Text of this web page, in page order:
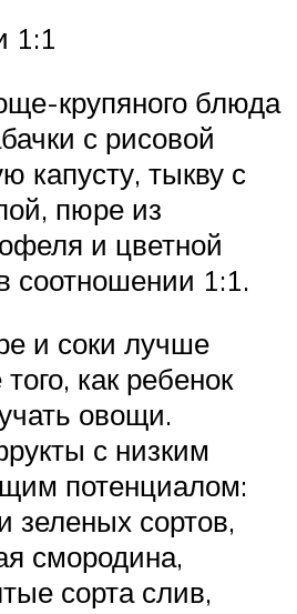
1:1
крупяного блюда
с рисовой
капусту, тыкву с
пюре из
и цветной
соотношении 1:1.
и соки лучше
как ребенок
овощи.
с низким
потенциалом:
зеленых сортов,
смородина,
сорта слив,